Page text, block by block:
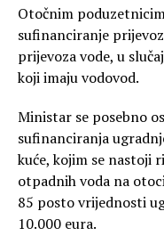
Otočnim
sufinanciranje
prijevoza vode, u
koji imaju vodovod.
Ministar se posebno
sufinanciranja
kuće, kojim se nastoji
otpadnih voda na
85 posto vrijednosti
10.000 eura.